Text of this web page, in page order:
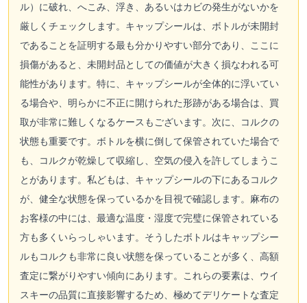
ル）に破れ、へこみ、浮き、あるいはカビの発生がないかを
厳しくチェックします。キャップシールは、ボトルが未開封
であることを証明する最も分かりやすい部分であり、ここに
損傷があると、未開封品としての価値が大きく損なわれる可
能性があります。特に、キャップシールが全体的に浮いてい
る場合や、明らかに不正に開けられた形跡がある場合は、買
取が非常に難しくなるケースもございます。次に、コルクの
状態も重要です。ボトルを横に倒して保管されていた場合で
も、コルクが乾燥して収縮し、空気の侵入を許してしまうこ
とがあります。私どもは、キャップシールの下にあるコルク
が、健全な状態を保っているかを目視で確認します。麻布の
お客様の中には、最適な温度・湿度で完璧に保管されている
方も多くいらっしゃいます。そうしたボトルはキャップシー
ルもコルクも非常に良い状態を保っていることが多く、高額
査定に繋がりやすい傾向にあります。これらの要素は、ウイ
スキーの品質に直接影響するため、極めてデリケートな査定